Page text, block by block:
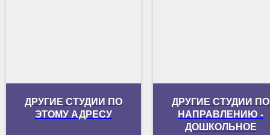
ДРУГИЕ СТУДИИ ПО
ЭТОМУ АДРЕСУ
ДРУГИЕ СТУДИИ ПО
НАПРАВЛЕНИЮ -
ДОШКОЛЬНОЕ